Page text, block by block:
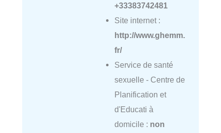
+33383742481
Site internet :
http://www.ghemm.
fr/
Service de santé
sexuelle - Centre de
Planification et
d'Educati à
domicile : non